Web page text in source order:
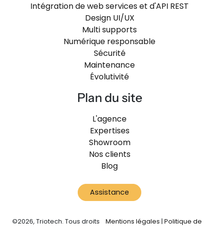
Intégration de web services et d'API REST
Design UI/UX
Multi supports
Numérique responsable
Sécurité
Maintenance
Évolutivité
Plan du site
L'agence
Expertises
Showroom
Nos clients
Blog
Assistance
©2026, Triotech. Tous droits
Mentions légales |Politique de